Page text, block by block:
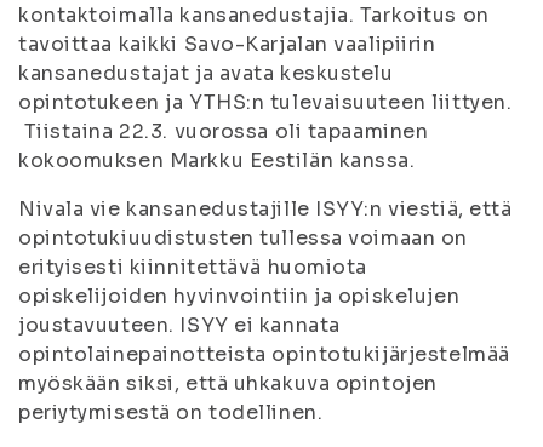
kontaktoimalla kansanedustajia. Tarkoitus on
tavoittaa kaikki Savo-Karjalan vaalipiirin
kansanedustajat ja avata keskustelu
opintotukeen ja YTHS:n tulevaisuuteen liittyen.
Tiistaina 22.3. vuorossa oli tapaaminen
kokoomuksen Markku Eestilän kanssa.
Nivala vie kansanedustajille ISYY:n viestiä, että
opintotukiuudistusten tullessa voimaan on
erityisesti kiinnitettävä huomiota
opiskelijoiden hyvinvointiin ja opiskelujen
joustavuuteen. ISYY ei kannata
opintolainepainotteista opintotukijärjestelmää
myöskään siksi, että uhkakuva opintojen
periytymisestä on todellinen.